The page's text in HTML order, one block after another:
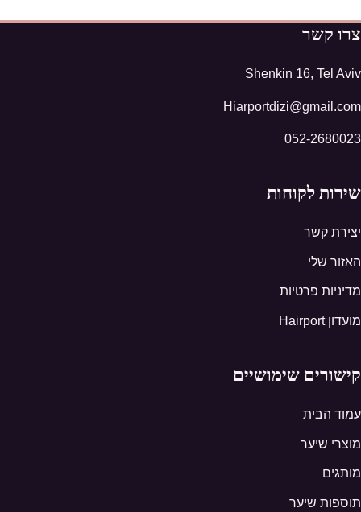
צרו קשר
Shenkin 16, Tel Aviv
Hiarportdizi@gmail.com
052-2680023
שירות לקוחות
יצירת קשר
האזור שלי
מדיניות פרטיות
מועדון Hairport
קישורים שימושיים
עמוד הבית
מוצרי שיער
מותגים
תוספות שיער